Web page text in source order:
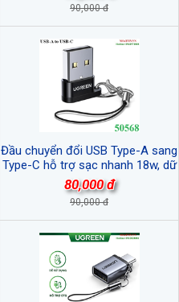
90,000 đ
Đầu chuyển đổi USB Type-A sang
Type-C hỗ trợ sạc nhanh 18w, dữ
liệu Ugreen 50568 cao cấp
80,000 đ
90,000 đ